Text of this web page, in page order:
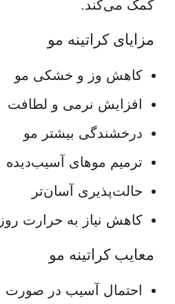
کمک می‌کند.
مزایای کراتینه مو
کاهش وز و خشکی مو
افزایش نرمی و لطافت
درخشندگی بیشتر مو
ترمیم موهای آسیب‌دیده
حالت‌پذیری آسان‌تر
کاهش نیاز به حرارت
معایب کراتینه مو
احتمال آسیب در صورت